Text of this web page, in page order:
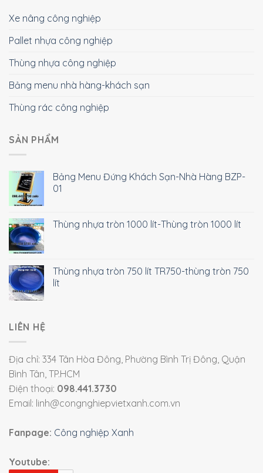
Xe nâng công nghiệp
Pallet nhựa công nghiệp
Thùng nhựa công nghiệp
Bảng menu nhà hàng-khách sạn
Thùng rác công nghiệp
SẢN PHẨM
Bảng Menu Đứng Khách Sạn-Nhà Hàng BZP-
01
Thùng nhựa tròn 1000 lít-Thùng tròn 1000 lít
Thùng nhựa tròn 750 lít TR750-thùng tròn 750
lít
LIÊN HỆ
Địa chỉ: 334 Tân Hòa Đông, Phường Bình Trị Đông, Quận
Bình Tân, TP.HCM
Điện thoại: 098.441.3730
Email: linh@congnghiepvietxanh.com.vn
Fanpage: Công nghiệp Xanh
Youtube: